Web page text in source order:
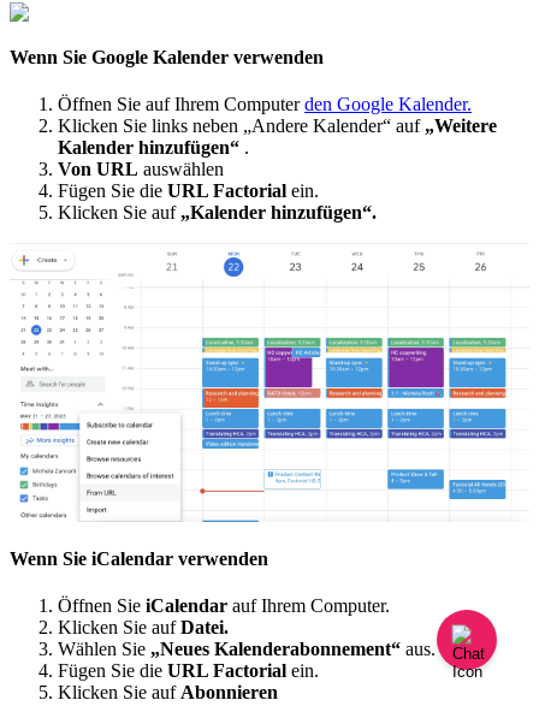
Wenn Sie Google Kalender verwenden
Öffnen Sie auf Ihrem Computer den Google Kalender.
Klicken Sie links neben „Andere Kalender“ auf „Weitere
Kalender hinzufügen“ .
Von URL auswählen
Fügen Sie die URL Factorial ein.
Klicken Sie auf „Kalender hinzufügen“.
Wenn Sie iCalendar verwenden
Öffnen Sie iCalendar auf Ihrem Computer.
Klicken Sie auf Datei.
Wählen Sie „Neues Kalenderabonnement“ aus.
Fügen Sie die URL Factorial ein.
Klicken Sie auf Abonnieren